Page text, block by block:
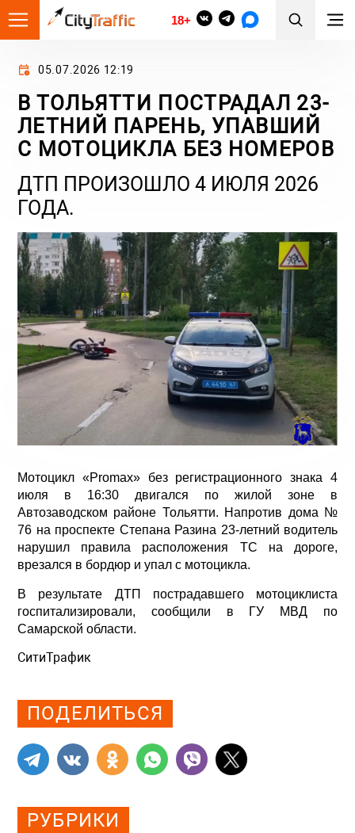
18+
05.07.2026 12:19
В ТОЛЬЯТТИ ПОСТРАДАЛ 23-
ЛЕТНИЙ ПАРЕНЬ, УПАВШИЙ
С МОТОЦИКЛА БЕЗ НОМЕРОВ
ДТП ПРОИЗОШЛО 4 ИЮЛЯ 2026
ГОДА.
Мотоцикл «Promax» без регистрационного знака 4
июля в 16:30 двигался по жилой зоне в
Автозаводском районе Тольятти. Напротив дома №
76 на проспекте Степана Разина 23-летний водитель
нарушил правила расположения ТС на дороге,
врезался в бордюр и упал с мотоцикла.
В результате ДТП пострадавшего мотоциклиста
госпитализировали, сообщили в ГУ МВД по
Самарской области.
СитиТрафик
ПОДЕЛИТЬСЯ
РУБРИКИ